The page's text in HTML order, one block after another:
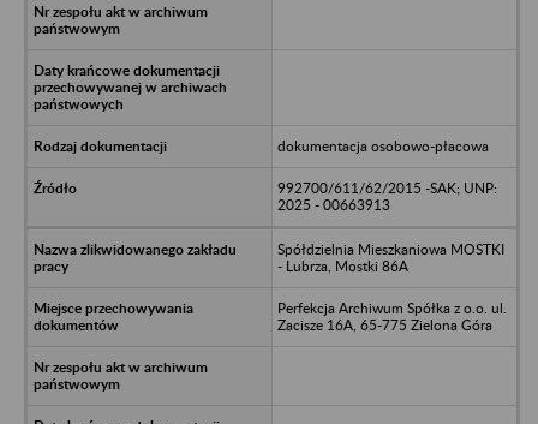
dokumentacja osobowo-płacowa
992700/611/62/2015 -SAK; UNP:
2025 - 00663913
Spółdzielnia Mieszkaniowa MOSTKI
- Lubrza, Mostki 86A
Perfekcja Archiwum Spółka z o.o. ul.
Zacisze 16A, 65-775 Zielona Góra